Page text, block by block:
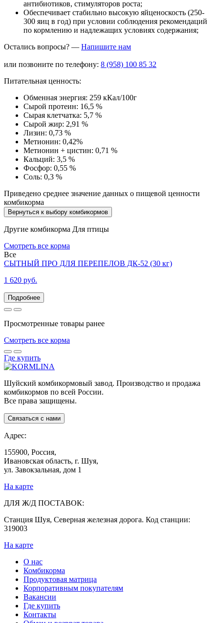
антибиотиков, стимуляторов роста;
Обеспечивает стабильно высокую яйценоскость (250-
300 яиц в год) при условии соблюдения рекомендаций
по кормлению и надлежащих условиях содержания;
Остались вопросы? — Напишите нам
или позвоните по телефону: 8 (958) 100 85 32
Питательная ценность:
Обменная энергия: 259 кКал/100г
Сырой протеин: 16,5 %
Сырая клетчатка: 5,7 %
Сырой жир: 2,91 %
Лизин: 0,73 %
Метионин: 0,42%
Метионин + цистин: 0,71 %
Кальций: 3,5 %
Фосфор: 0,55 %
Соль: 0,3 %
Приведено среднее значение данных о пищевой ценности
комбикорма
Вернуться к выбору комбикормов
Другие комбикорма Для птицы
Смотреть все корма
Все
СЫТНЫЙ ПРО ДЛЯ ПЕРЕПЕЛОВ ДК-52 (30 кг)
1 620 руб.
Просмотренные товары ранее
Смотреть все корма
Где купить
Шуйский комбикормовый завод. Производство и продажа
комбикормов по всей России.
Все права защищены.
Связаться с нами
Адрес:
155900, Россия,
Ивановская область, г. Шуя,
ул. Завокзальная, дом 1
На карте
ДЛЯ Ж/Д ПОСТАВОК:
Станция Шуя, Северная железная дорога. Код станции:
319003
На карте
О нас
Комбикорма
Продуктовая матрица
Корпоративным покупателям
Вакансии
Где купить
Контакты